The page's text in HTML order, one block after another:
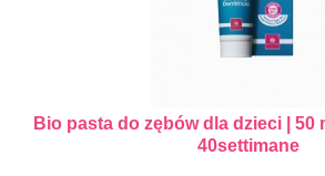
Bio pasta do zębów dla dzieci | 50
40settimane